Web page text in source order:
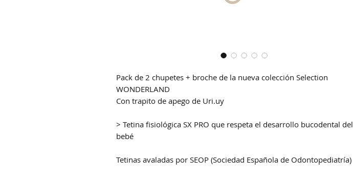
Pack de 2 chupetes + broche de la nueva colección Selection
WONDERLAND
Con trapito de apego de Uri.uy
> Tetina fisiológica SX PRO que respeta el desarrollo bucodental del
bebé
Tetinas avaladas por SEOP (Sociedad Española de Odontopediatría)